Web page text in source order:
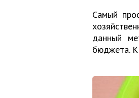
Самый
данный
бюджета. К